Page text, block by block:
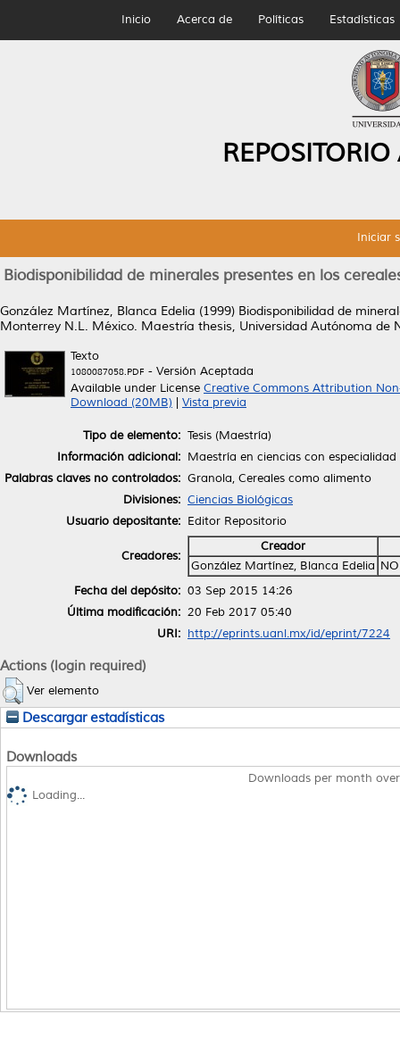
Inicio Acerca de Políticas Estadísticas
Iniciar
Biodisponibilidad de minerales presentes en los
González Martínez, Blanca Edelia (1999) Biodisponibilidad de
Monterrey N.L. México. Maestría thesis, Universidad Autónoma de
Texto
1080087058.PDF - Versión Aceptada
Available under License Creative Commons Attribution
Download (20MB)
Vista previa
Tipo de elemento: Tesis (Maestría)
Información adicional: Maestría en ciencias con
Palabras claves no controlados: Granola, Cereales como alimento
Divisiones: Ciencias Biológicas
Usuario depositante: Editor Repositorio
Creadores:
Creador
González Martínez, Blanca Edelia
Fecha del depósito: 03 Sep 2015 14:26
Última modificación: 20 Feb 2017 05:40
URI: http://eprints.uanl.mx/id/eprint/7224
Actions (login required)
Ver elemento
Descargar estadísticas
Downloads
Downloads per month
Loading...